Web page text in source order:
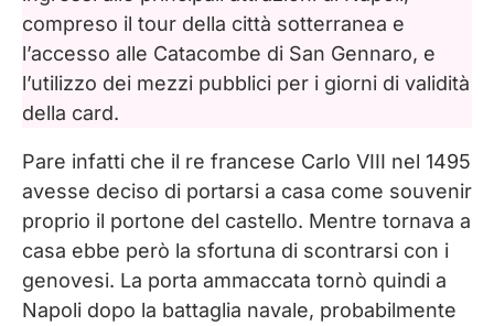
compreso il tour della città sotterranea e
l’accesso alle Catacombe di San Gennaro, e
l’utilizzo dei mezzi pubblici per i giorni di validità
della card.
Pare infatti che il re francese Carlo VIII nel 1495
avesse deciso di portarsi a casa come souvenir
proprio il portone del castello. Mentre tornava a
casa ebbe però la sfortuna di scontrarsi con i
genovesi. La porta ammaccata tornò quindi a
Napoli dopo la battaglia navale, probabilmente